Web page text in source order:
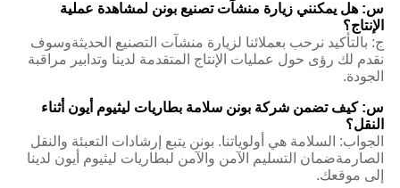
س: هل يمكنني زيارة منشآت تصنيع بونن لمشاهدة عملية
الإنتاج؟
ج: بالتأكيد نرحب بعملائنا لزيارة منشآت التصنيع الحديثةوسوف
نقدم لك رؤى حول عمليات الإنتاج المتقدمة لدينا وتدابير مراقبة
الجودة.
س: كيف تضمن شركة بونن سلامة بطاريات ليثيوم أيون أثناء
النقل؟
الجواب: السلامة هي أولوياتنا. بونن يتبع إرشادات التعبئة والنقل
الصارمةضمان التسليم الآمن والآمن لبطاريات ليثيوم أيون لدينا
إلى موقعك.